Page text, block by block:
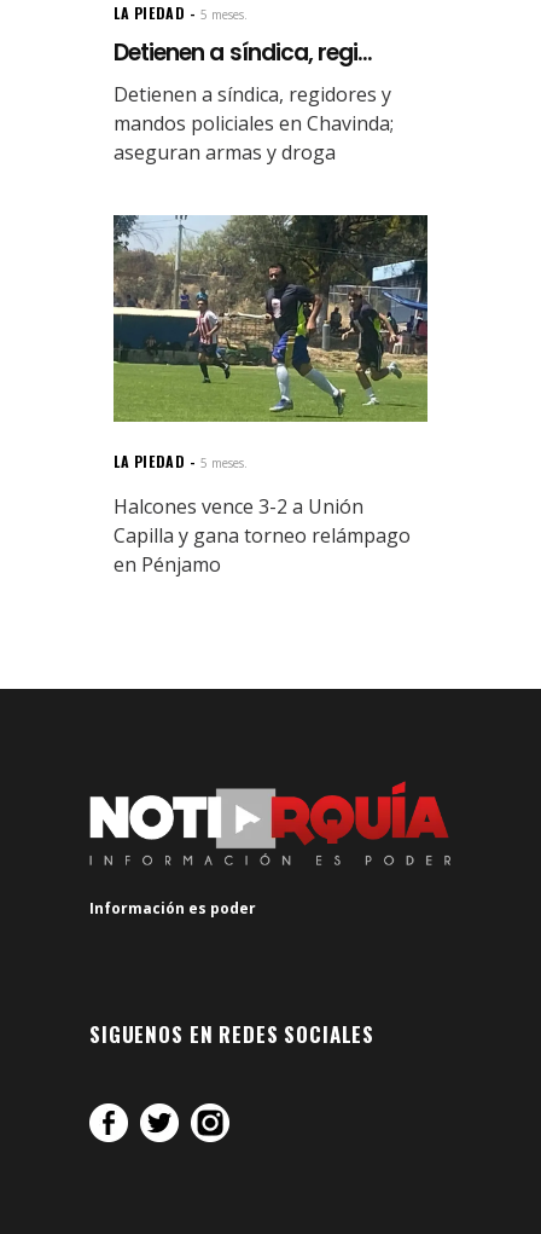
LA PIEDAD 5 meses.
Detienen a síndica, regi...
Detienen a síndica, regidores y
mandos policiales en Chavinda;
aseguran armas y droga
LA PIEDAD 5 meses.
Halcones vence 3-2 a Unión
Capilla y gana torneo relámpago
en Pénjamo
Información es poder
SIGUENOS EN REDES SOCIALES